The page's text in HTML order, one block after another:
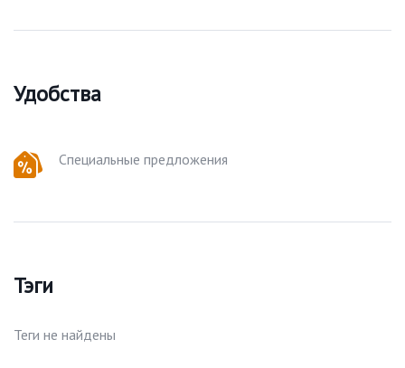
Удобства
Специальные предложения
Тэги
Теги не найдены